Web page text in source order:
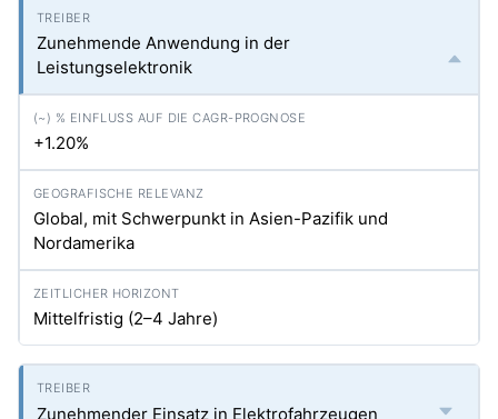
Zunehmende Anwendung in der
Leistungselektronik
+1.20%
Global, mit Schwerpunkt in Asien-Pazifik und
Nordamerika
Mittelfristig (2–4 Jahre)
Zunehmender Einsatz in Elektrofahrzeugen